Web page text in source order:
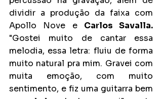
dividir a produção da faixa com
Apollo Nove e
"Gostei muito de cantar essa
melodia, essa letra: fluiu de forma
muito natural pra mim. Gravei com
muita emoção, com muito
sentimento, e fiz uma guitarra bem